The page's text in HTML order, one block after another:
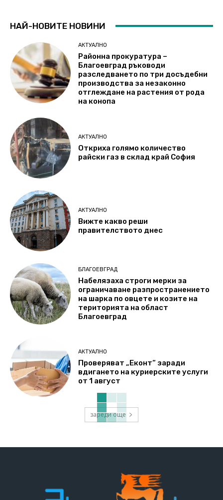
НАЙ-НОВИТЕ НОВИНИ
АКТУАЛНО
Районна прокуратура –
Благоевград ръководи
разследването по три досъдебни
производства за незаконно
отглеждане на растения от рода
на конопа
АКТУАЛНО
Откриха голямо количество
райски газ в склад край София
АКТУАЛНО
Вижте какво реши
правителството днес
БЛАГОЕВГРАД
Набелязаха строги мерки за
ограничаване разпространението
на шарка по овцете и козите на
територията на област
Благоевград
АКТУАЛНО
Проверяват „Еконт“ заради
вдигането на куриерските услуги
от 1 август
зареди още